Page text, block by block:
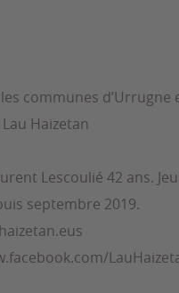
communes d’Urrugne
Haizetan
Lescoulié 42 ans.
septembre 2019.